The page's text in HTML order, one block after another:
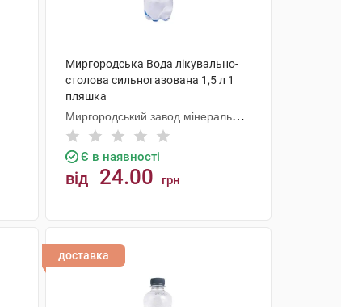
Миргородська Вода лікувально-
столова сильногазована 1,5 л 1
пляшка
Миргородський завод мінеральних
вод
Є в наявності
від 24.00 грн
доставка